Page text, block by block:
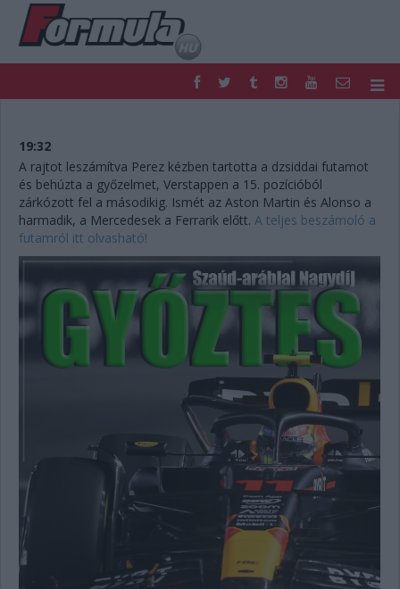
FORMULA
NEMZETKÖZI
HAZAI
RETRO
EGYÉB
PODCAST
SHOP
LIVE
TIPPJÁTÉK
19:32
A rajtot leszámítva Perez kézben tartotta a dzsiddai futamot
és behúzta a győzelmet, Verstappen a 15. pozícióból
zárkózott fel a másodikig. Ismét az Aston Martin és Alonso a
harmadik, a Mercedesek a Ferrarik előtt. A teljes beszámoló a
futamról itt olvasható!